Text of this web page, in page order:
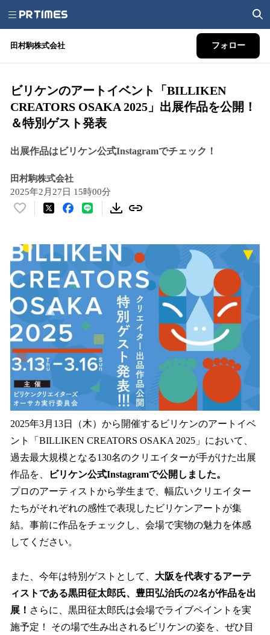
田村駒株式会社 フォロー
ビリケンのアートイベント「BILLIKEN
CREATORS OSAKA 2025」出展作品を公開！
＆特別ゲスト発表
出展作品はビリケン公式Instagramでチェック！
田村駒株式会社
2025年2月27日 15時00分
い
！
数
を
読
み
込
み
中
で
す
2025年3月13日（木）から開催するビリケンのアートイベ
ント「BILLIKEN CREATORS OSAKA 2025」において、
過去最大規模となる130名のクリエイターが手がけた出展
作品を、
ビリケン公式Instagramで公開しました。
プロのアーティストから学生まで、幅広いクリエイター
たちがそれぞれの感性で表現したビリケンアートが集
結。事前に作品をチェックし、会場で実物の魅力を体感
してください。
また、今年は特別ゲストとして、 大阪を代表するアーテ
ィストである黒田征太郎氏、豊田弘治氏の2名が作品を出
展！ さらに、黒田征太郎氏は会場でライブペイントを実
施予定！ その場で生み出されるビリケンの姿を、ぜひ目